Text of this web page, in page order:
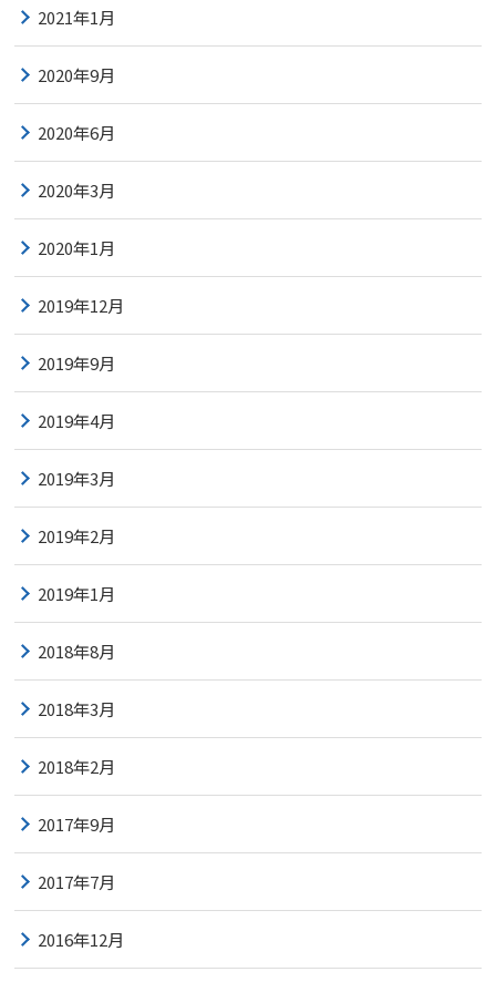
2021年1月
2020年9月
2020年6月
2020年3月
2020年1月
2019年12月
2019年9月
2019年4月
2019年3月
2019年2月
2019年1月
2018年8月
2018年3月
2018年2月
2017年9月
2017年7月
2016年12月